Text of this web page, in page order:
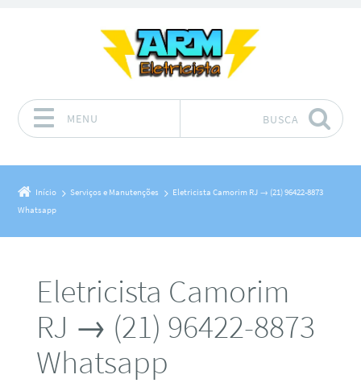
MENU BUSCA
Início Serviços e Manutenções
Eletricista Camorim RJ → (21) 96422-8873
Whatsapp
Eletricista Camorim
RJ → (21) 96422-8873
Whatsapp